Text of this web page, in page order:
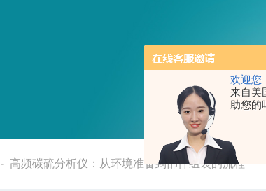
欢迎您
来自美
助您的
-高频碳硫分析仪：从环境准备到部件组装的流程